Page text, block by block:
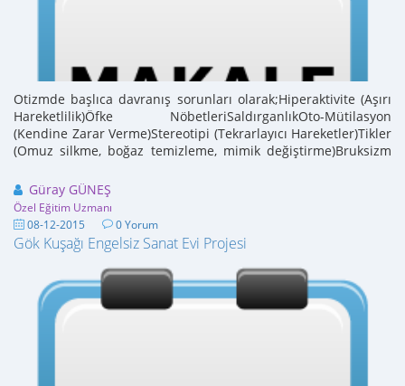
Otizmde başlıca davranış sorunları olarak;Hiperaktivite (Aşırı
Hareketlilik)Öfke NöbetleriSaldırganlıkOto-Mütilasyon
(Kendine Zarar Verme)Stereotipi (Tekrarlayıcı Hareketler)Tikler
(Omuz silkme, boğaz temizleme, mimik değiştirme)Bruksizm
Güray GÜNEŞ
Özel Eğitim Uzmanı
08-12-2015 0 Yorum
Gök Kuşağı Engelsiz Sanat Evi Projesi